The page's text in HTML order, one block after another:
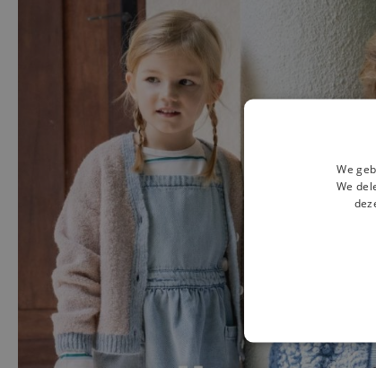
We
We